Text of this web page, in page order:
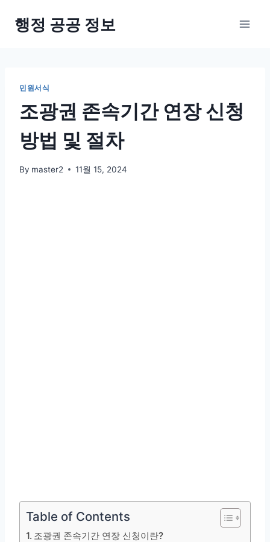
행정 공공 정보
민원서식
조광권 존속기간 연장 신청
방법 및 절차
By master2 11월 15, 2024
Table of Contents
조광권 존속기간 연장 신청이란?